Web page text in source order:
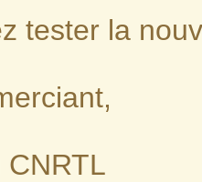
tester la
CNRTL